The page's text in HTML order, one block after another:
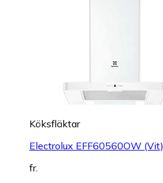
Köksfläktar
Electrolux EFF60560OW (Vit)
fr.